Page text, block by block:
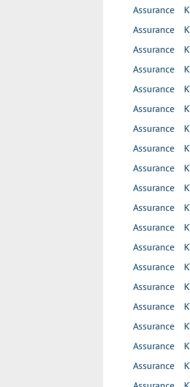
Assurance
Assurance
Assurance
Assurance
Assurance
Assurance
Assurance
Assurance
Assurance
Assurance
Assurance
Assurance
Assurance
Assurance
Assurance
Assurance
Assurance
Assurance
Assurance